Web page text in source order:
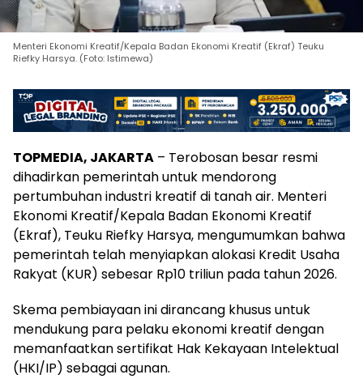
Menteri Ekonomi Kreatif/Kepala Badan Ekonomi Kreatif (Ekraf) Teuku
Riefky Harsya. (Foto: Istimewa)
TOPMEDIA, JAKARTA – Terobosan besar resmi
dihadirkan pemerintah untuk mendorong
pertumbuhan industri kreatif di tanah air. Menteri
Ekonomi Kreatif/Kepala Badan Ekonomi Kreatif
(Ekraf), Teuku Riefky Harsya, mengumumkan bahwa
pemerintah telah menyiapkan alokasi Kredit Usaha
Rakyat (KUR) sebesar Rp10 triliun pada tahun 2026.
Skema pembiayaan ini dirancang khusus untuk
mendukung para pelaku ekonomi kreatif dengan
memanfaatkan sertifikat Hak Kekayaan Intelektual
(HKI/IP) sebagai agunan.